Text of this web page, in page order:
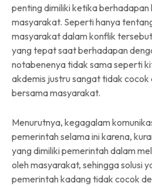
penting dimiliki ketika berhadapan
masyarakat. Seperti hanya
masyarakat dalam konflik
yang tepat saat berhadapan
notabenenya tidak sama seperti
akdemis justru sangat tidak
bersama masyarakat.
Menurutnya, kegagalam
pemerintah selama ini karena,
yang dimiliki pemerintah dalam
oleh masyarakat, sehingga solusi
pemerintah kadang tidak cocok